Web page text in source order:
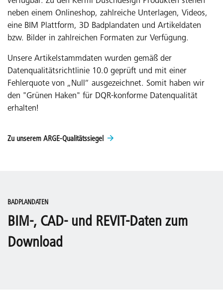
neben einem Onlineshop, zahlreiche Unterlagen, Videos,
eine BIM Plattform, 3D Badplandaten und Artikeldaten
bzw. Bilder in zahlreichen Formaten zur Verfügung.
Unsere Artikelstammdaten wurden gemäß der
Datenqualitätsrichtlinie 10.0 geprüft und mit einer
Fehlerquote von „Null“ ausgezeichnet. Somit haben wir
den "Grünen Haken" für DQR-konforme Datenqualität
erhalten!
Zu unserem ARGE-Qualitätssiegel
BADPLANDATEN
BIM-, CAD- und REVIT-Daten zum
Download